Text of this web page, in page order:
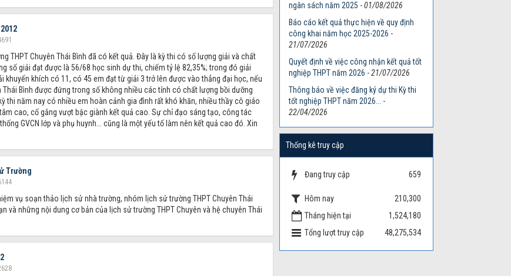
THPT Chuyên Thái Bình đã có kết quả. Đây là kỳ thi có số lượng giải và chất
số giải đạt được là 56/68 học sinh dự thi, chiếm tỷ lệ 82,35%; trong đó giải
khuyến khích có 11, có 45 em đạt từ giải 3 trở lên được vào thẳng đại học, nếu
Thái Bình được đứng trong số không nhiều các tỉnh có chất lượng bồi dưỡng
thi năm nay có nhiều em hoàn cảnh gia đình rất khó khăn, nhiều thầy cô giáo
cao, cố gắng vượt bậc giành kết quả cao. Sự chỉ đạo sáng tạo, công tác
GVCN lớp và phụ huynh... cũng là một yếu tố làm nên kết quả cao đó. Xin
Trường
vụ soạn thảo lịch sử nhà trường, nhóm lịch sử trường THPT Chuyên Thái
và những nội dung cơ bản của lịch sử trường THPT Chuyên và hệ chuyên Thái
ngân sách năm 2025 -01/08/2026
Báo cáo kết quả thực hiện về quy định
công khai năm học 2025-2026 -
21/07/2026
Quyết định về việc công nhận kết quả tốt
nghiệp THPT năm 2026 -21/07/2026
Thông báo về việc đăng ký dự thi Kỳ thi
tốt nghiệp THPT năm 2026...
-
22/04/2026
Thống kê truy cập
Đang truy cập 659
Hôm nay
210,300
Tháng hiện tại
1,524,180
Tổng lượt truy cập
48,275,534